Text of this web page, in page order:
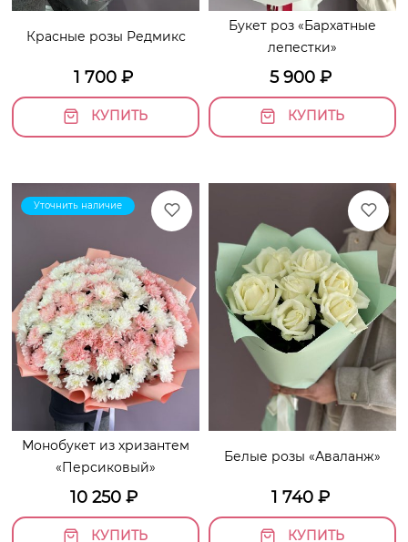
Красные розы Редмикс
1 700 ₽
КУПИТЬ
Букет роз «Бархатные
лепестки»
5 900₽
КУПИТЬ
Уточнить наличие
Монобукет из хризантем
«Персиковый»
10 250₽
КУПИТЬ
Белые розы «Аваланж»
1 740₽
КУПИТЬ